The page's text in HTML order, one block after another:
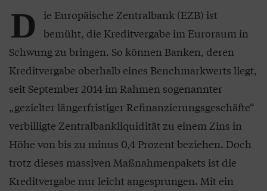
D ie Europäische Zentralbank (EZB) ist
bemüht, die Kreditvergabe im Euroraum in
Schwung zu bringen. So können Banken, deren
Kreditvergabe oberhalb eines Benchmarkwerts liegt,
seit September 2014 im Rahmen sogenannter
„gezielter längerfristiger Refinanzierungsgeschäfte“
verbilligte Zentralbankliquidität zu einem Zins in
Höhe von bis zu minus 0,4 Prozent beziehen. Doch
trotz dieses massiven Maßnahmenpakets ist die
Kreditvergabe nur leicht angesprungen. Mit ein